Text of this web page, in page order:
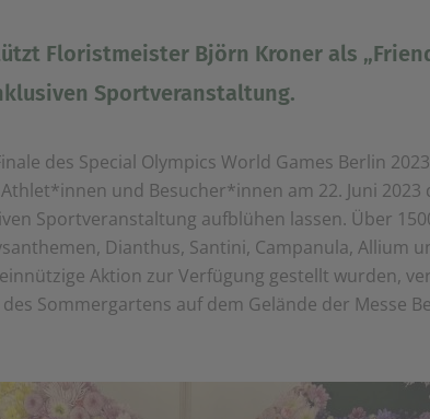
Floristmeister Björn Kroner als
Sportveranstaltung.
des Special Olympics World Games Berlin
und Besucher*innen am 22. Juni 2023
Sportveranstaltung aufblühen lassen. Über
Dianthus, Santini, Campanula, Allium
Aktion zur Verfügung gestellt wurden,
Sommergartens auf dem Gelände der Messe